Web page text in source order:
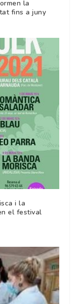
la
fins a juny
i la
el festival